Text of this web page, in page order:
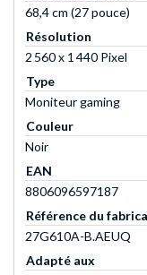
68,4 cm (27 pouce)
Résolution
2 560 x 1 440 Pixel
Type
Moniteur gaming
Couleur
Noir
EAN
8806096597187
Référence du
27G610A-B.AEUQ
Adapté aux